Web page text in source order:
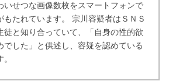
いせつな画像数枚をスマートフォンで
もたれています。 宗川容疑者はＳＮＳ
徒と知り合っていて、「自身の性的欲
でした」と供述し、容疑を認めている